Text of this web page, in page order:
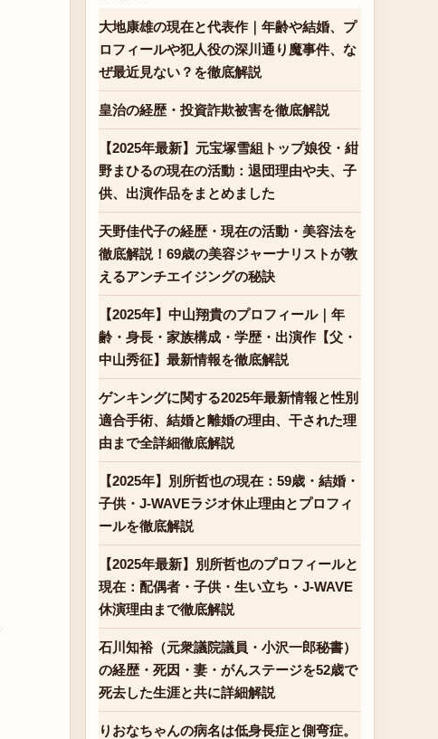
大地康雄の現在と代表作｜年齢や結婚、プ
ロフィールや犯人役の深川通り魔事件、な
ぜ最近見ない？を徹底解説
皇治の経歴・投資詐欺被害を徹底解説
【2025年最新】元宝塚雪組トップ娘役・紺
野まひるの現在の活動：退団理由や夫、子
供、出演作品をまとめました
天野佳代子の経歴・現在の活動・美容法を
徹底解説！69歳の美容ジャーナリストが教
えるアンチエイジングの秘訣
【2025年】中山翔貴のプロフィール｜年
齢・身長・家族構成・学歴・出演作【父・
中山秀征】最新情報を徹底解説
ゲンキングに関する2025年最新情報と性別
適合手術、結婚と離婚の理由、干された理
由まで全詳細徹底解説
【2025年】別所哲也の現在：59歳・結婚・
子供・J-WAVEラジオ休止理由とプロフィ
ールを徹底解説
【2025年最新】別所哲也のプロフィールと
現在：配偶者・子供・生い立ち・J-WAVE
休演理由まで徹底解説
石川知裕（元衆議院議員・小沢一郎秘書）
の経歴・死因・妻・がんステージを52歳で
死去した生涯と共に詳細解説
りおなちゃんの病名は低身長症と側弯症。